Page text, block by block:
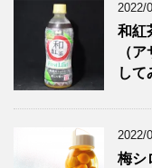
2022/
和紅
（
して
2022/
梅シ